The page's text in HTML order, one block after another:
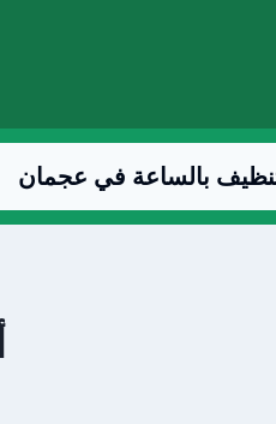
بالساعة في عجمان